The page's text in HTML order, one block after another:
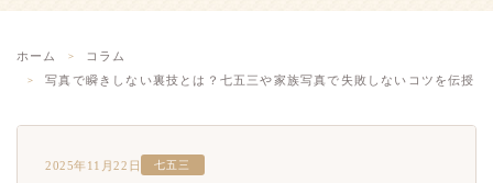
ホーム
コラム
写真で瞬きしない裏技とは？七五三や家族写真で失敗しないコツを伝授
2025年11月22日 七五三